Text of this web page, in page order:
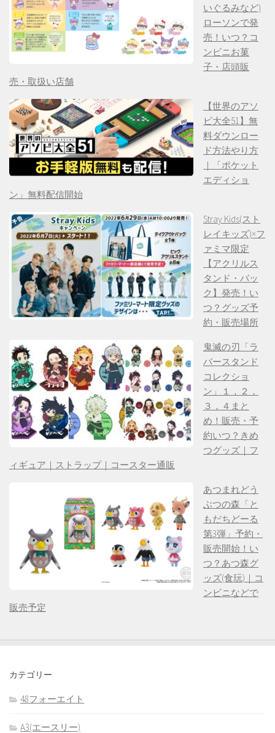
いぐるみなど)
ローソンで発
売！いつ？コ
ンビニお菓
子・店頭販
売・取扱い店舗
【世界のアソ
ビ大全51】無
料ダウンロー
ド方法やり方
｜「ポケット
エディショ
ン」無料配信開始
Stray Kids(スト
レイキッズ)×フ
ァミマ限定
【アクリルス
タンド・バッ
ク】発売！い
つ？グッズ予
約・販売場所
鬼滅の刃「ラ
バースタンド
コレクショ
ン」１，２，
３，４まと
め！販売・予
約いつ？きめ
つグッズ｜フ
ィギュア｜ストラップ｜コースター通販
あつまれどう
ぶつの森「と
もだちどーる
第3弾」予約・
販売開始！い
つ？あつ森グ
ッズ(食玩)｜コ
ンビニなどで
販売予定
カテゴリー
48フォーエイト
A3(エースリー)